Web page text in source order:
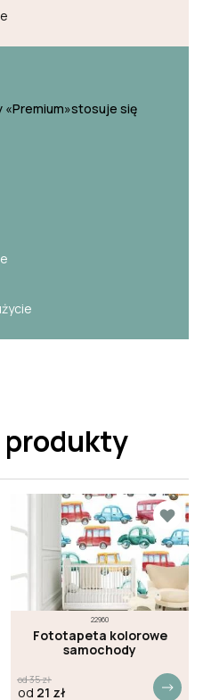
«Premium»stosuje się
produkty
22960
Fototapeta kolorowe
samochody
od35zł
od 21 zł